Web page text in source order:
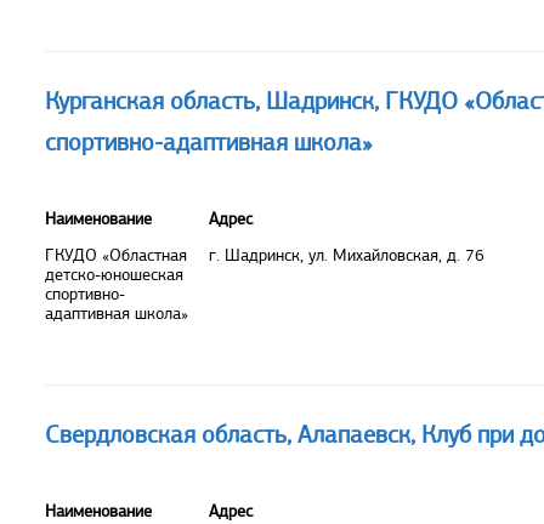
Курганская область, Шадринск, ГКУДО
спортивно-адаптивная школа»
Наименование
ГКУДО «Областная
детско-юношеская
спортивно-
адаптивная школа»
Адрес
г. Шадринск, ул. Михайловская, д. 76
Свердловская область, Алапаевск, Клуб при
Наименование
Адрес